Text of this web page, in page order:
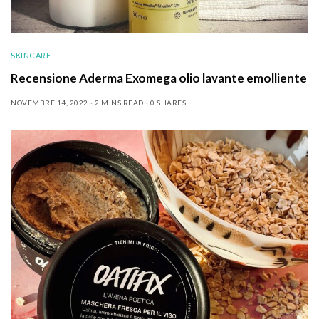
SKINCARE
Recensione Aderma Exomega olio lavante emolliente
NOVEMBRE 14, 2022 2 MINS READ 0 SHARES